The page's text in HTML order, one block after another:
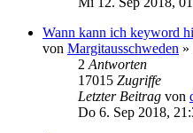
Wann kann ich keyword
von Margitausschweden »
2 Antworten
17015 Zugriffe
Letzter Beitrag von
Do 6. Sep 2018,